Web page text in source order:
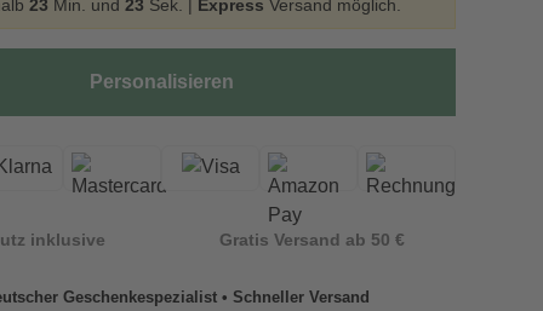
23 Min. und 22 Sek. | Express Versand möglich.
Personalisieren
inklusive Gratis Versand ab 50 €
Geschenkespezialist • Schneller Versand